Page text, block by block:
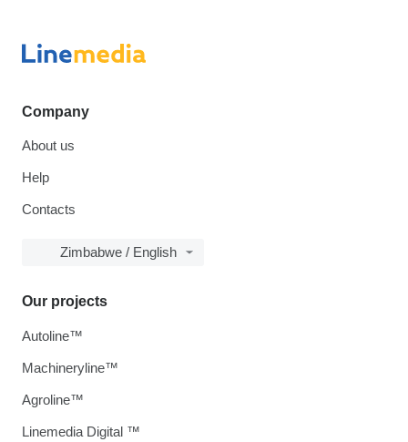
Company
About us
Help
Contacts
Zimbabwe / English
Our projects
Autoline™
Machineryline™
Agroline™
Linemedia Digital ™